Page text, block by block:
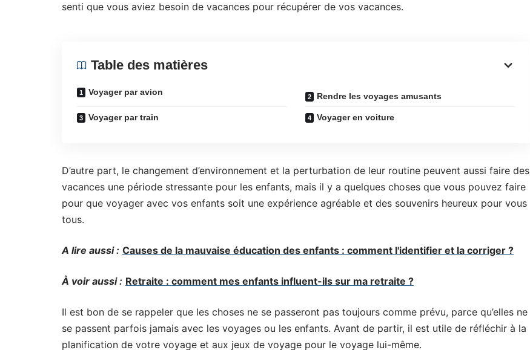
senti que vous aviez besoin de vacances pour récupérer de vos vacances.
Table des matières
Voyager par avion Rendre les voyages amusants
Voyager par train Voyager en voiture
D’autre part, le changement d’environnement et la perturbation de leur routine peuvent aussi faire des
vacances une période stressante pour les enfants, mais il y a quelques choses que vous pouvez faire
pour que voyager avec vos enfants soit une expérience agréable et des souvenirs heureux pour vous
tous.
A lire aussi : Causes de la mauvaise éducation des enfants : comment l'identifier et la corriger ?
À voir aussi : Retraite : comment mes enfants influent-ils sur ma retraite ?
Il est bon de se rappeler que les choses ne se passeront pas toujours comme prévu, parce qu’elles ne
se passent parfois jamais avec les voyages ou les enfants. Avant de partir, il est utile de réfléchir à la
planification de votre voyage et aux jeux de voyage pour le voyage lui-même.